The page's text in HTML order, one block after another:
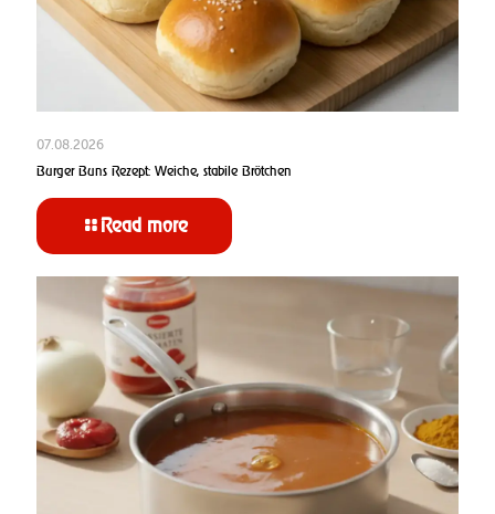
07.08.2026
Burger Buns Rezept: Weiche, stabile Brötchen
Read more